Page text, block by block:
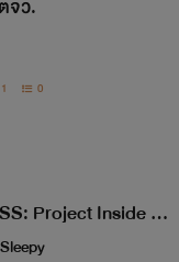
ชีวิตเด็ก ตจว.
1 0
Project Inside Id